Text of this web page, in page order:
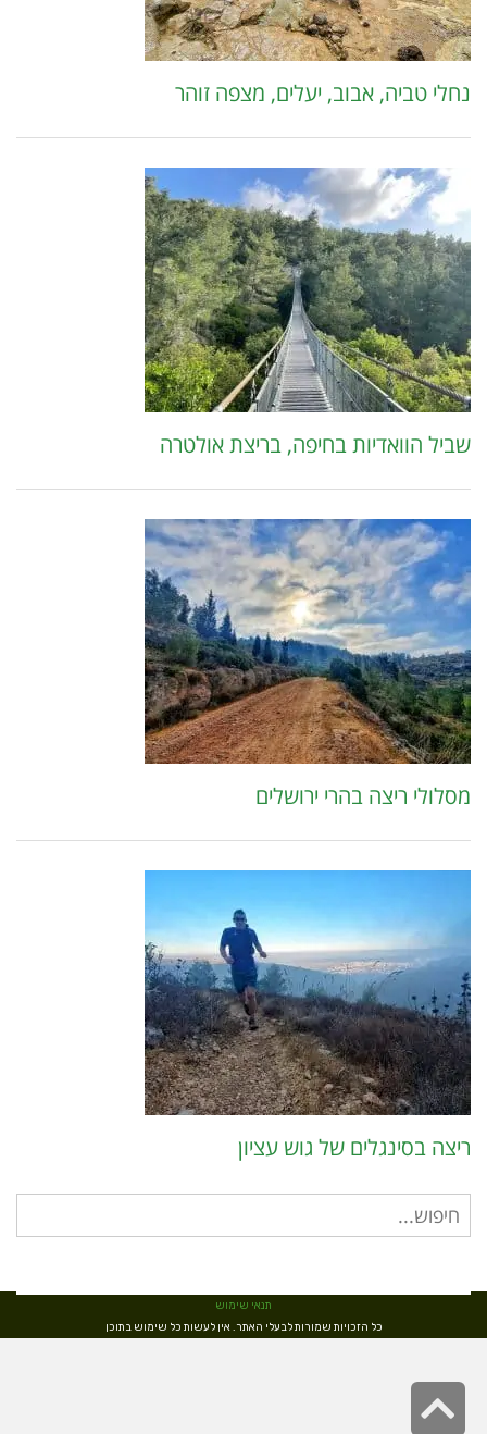
נחלי טביה, אבוב, יעלים, מצפה זוהר
שביל הוואדיות בחיפה, בריצת אולטרה
מסלולי ריצה בהרי ירושלים
ריצה בסינגלים של גוש עציון
חיפוש
עבור:
תנאי שימוש
כל הזכויות שמורות לבעלי האתר. אין לעשות כל שימוש בתוכן
גלילה